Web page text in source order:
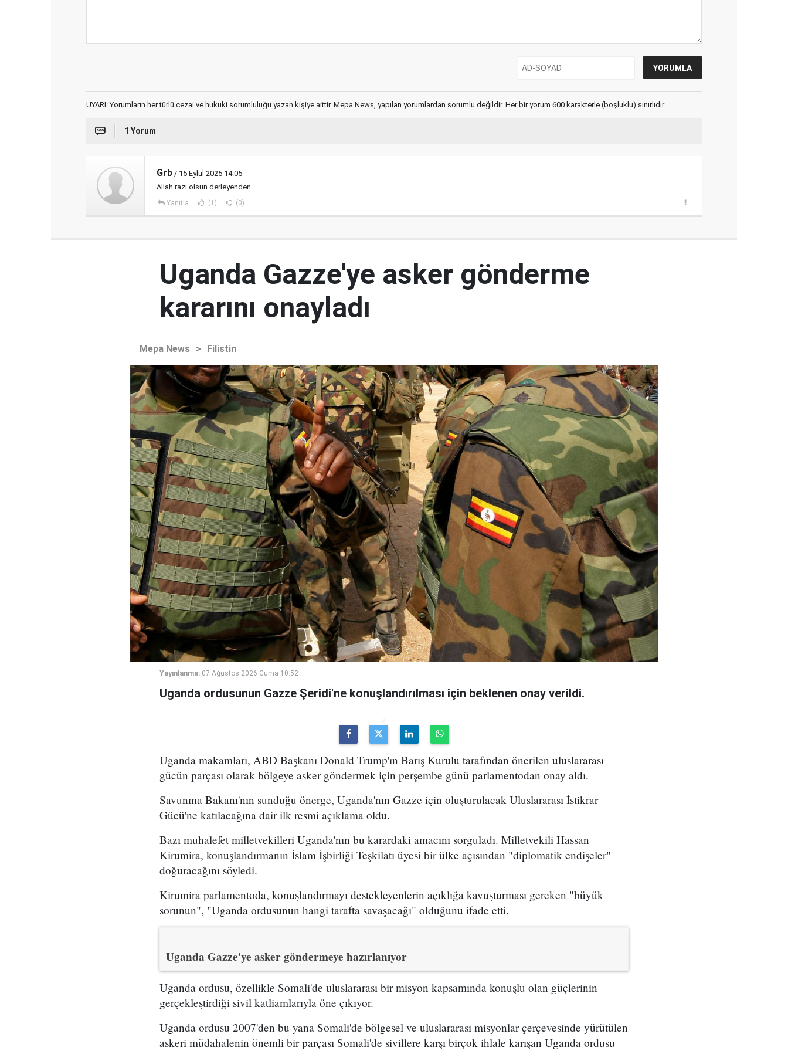
UYARI: Yorumların her türlü cezai ve hukuki sorumluluğu yazan kişiye aittir. Mepa News, yapılan yorumlardan sorumlu değildir. Her bir yorum 600 karakterle (boşluklu) sınırlıdır.
1 Yorum
Grb / 15 Eylül 2025 14:05
Allah razı olsun derleyenden
Yanıtla (1) (0)
Uganda Gazze'ye asker gönderme
kararını onayladı
Mepa News > Filistin
Yayınlanma: 07 Ağustos 2026 Cuma 10:52
Uganda ordusunun Gazze Şeridi'ne konuşlandırılması için beklenen onay verildi.
Uganda makamları, ABD Başkanı Donald Trump'ın Barış Kurulu tarafından önerilen uluslararası
gücün parçası olarak bölgeye asker göndermek için perşembe günü parlamentodan onay aldı.
Savunma Bakanı'nın sunduğu önerge, Uganda'nın Gazze için oluşturulacak Uluslararası İstikrar
Gücü'ne katılacağına dair ilk resmi açıklama oldu.
Bazı muhalefet milletvekilleri Uganda'nın bu karardaki amacını sorguladı. Milletvekili Hassan
Kirumira, konuşlandırmanın İslam İşbirliği Teşkilatı üyesi bir ülke açısından "diplomatik endişeler"
doğuracağını söyledi.
Kirumira parlamentoda, konuşlandırmayı destekleyenlerin açıklığa kavuşturması gereken "büyük
sorunun", "Uganda ordusunun hangi tarafta savaşacağı" olduğunu ifade etti.
Uganda Gazze'ye asker göndermeye hazırlanıyor
Uganda ordusu, özellikle Somali'de uluslararası bir misyon kapsamında konuşlu olan güçlerinin
gerçekleştirdiği sivil katliamlarıyla öne çıkıyor.
Uganda ordusu 2007'den bu yana Somali'de bölgesel ve uluslararası misyonlar çerçevesinde yürütülen
askeri müdahalenin önemli bir parçası Somali'de sivillere karşı birçok ihlale karışan Uganda ordusu